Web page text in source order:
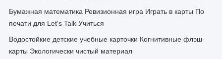
Бумажная математика Ревизионная игра Играть в карты По
печати для Let's Talk Учиться
Водостойкие детские учебные карточки Когнитивные флэш-
карты Экологически чистый материал